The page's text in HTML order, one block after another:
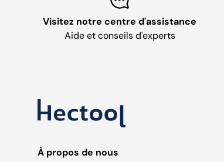
Visitez notre centre d'assistance
Aide et conseils d'experts
À propos de nous